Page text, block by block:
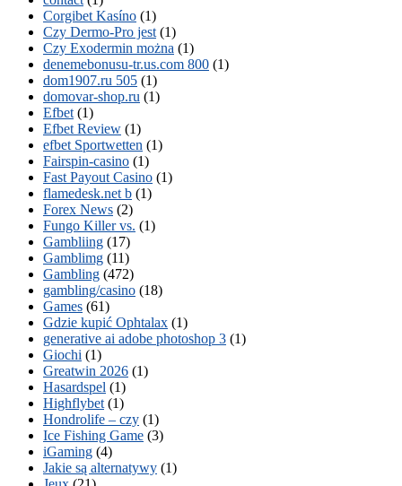
Corgibet Kasíno (1)
Czy Dermo-Pro jest (1)
Czy Exodermin można (1)
denemebonusu-tr.us.com 800 (1)
dom1907.ru 505 (1)
domovar-shop.ru (1)
Efbet (1)
Efbet Review (1)
efbet Sportwetten (1)
Fairspin-casino (1)
Fast Payout Casino (1)
flamedesk.net b (1)
Forex News (2)
Fungo Killer vs. (1)
Gambliing (17)
Gamblimg (11)
Gambling (472)
gambling/casino (18)
Games (61)
Gdzie kupić Ophtalax (1)
generative ai adobe photoshop 3 (1)
Giochi (1)
Greatwin 2026 (1)
Hasardspel (1)
Highflybet (1)
Hondrolife – czy (1)
Ice Fishing Game (3)
iGaming (4)
Jakie są alternatywy (1)